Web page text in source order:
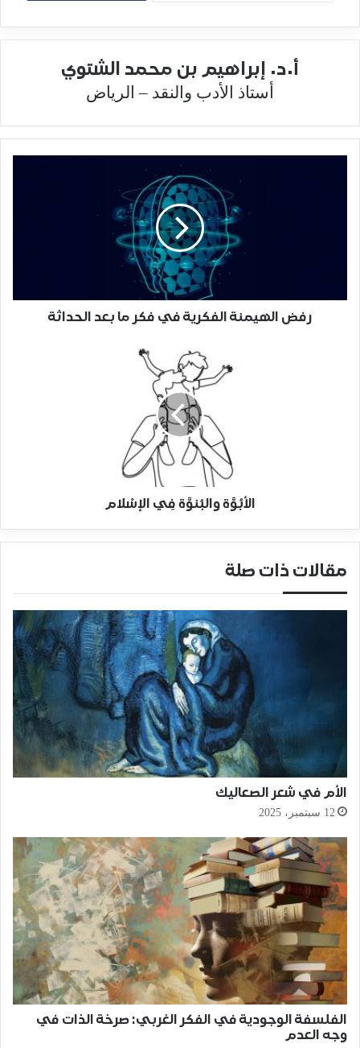
أ.د. إبراهيم بن محمد الشتوي
أستاذ الأدب والنقد – الرياض
رفض الهيمنة الفكرية في فكر ما بعد الحداثة
الأبُوَّة والبُنوَّة فِي الإسْلام
مقالات ذات صلة
الأم في شعر الصعاليك
12 سبتمبر، 2025
الفلسفة الوجودية في الفكر الغربي: صرخة الذات في
وجه العدم